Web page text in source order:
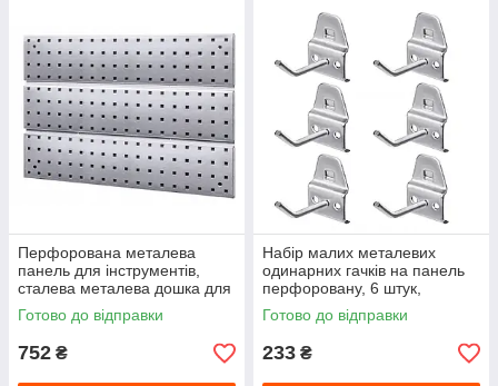
Перфорована металева
панель для інструментів,
сталева металева дошка для
гачків та органайзерів,
PLYTAPERFTWPPG001
Готово до відправки
752 ₴
Набір малих металевих
одинарних гачків на панель
перфоровану, 6 штук,
AKCPLTWPZ1HPM6PG001
Готово до відправки
233 ₴